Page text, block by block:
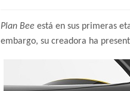
Plan Bee está en sus primeras
embargo, su creadora ha